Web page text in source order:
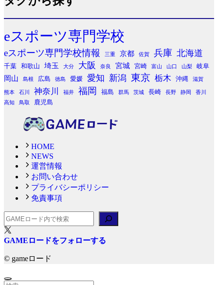
eスポーツ専門学校
eスポーツ専門学校情報 三重 京都 佐賀 兵庫 北海道
千葉 和歌山 埼玉 大分 大阪 奈良 宮城 宮崎 富山 山口 山梨 岐阜
岡山 島根 広島 徳島 愛媛 愛知 新潟 東京 栃木 沖縄 滋賀
熊本 石川 神奈川 福井 福岡 福島 群馬 茨城 長崎 長野 静岡
香川
高知
鳥取 鹿児島
HOME
NEWS
運営情報
お問い合わせ
プライバシーポリシー
免責事項
検索
GAMEロードをフォローする
© gameロード